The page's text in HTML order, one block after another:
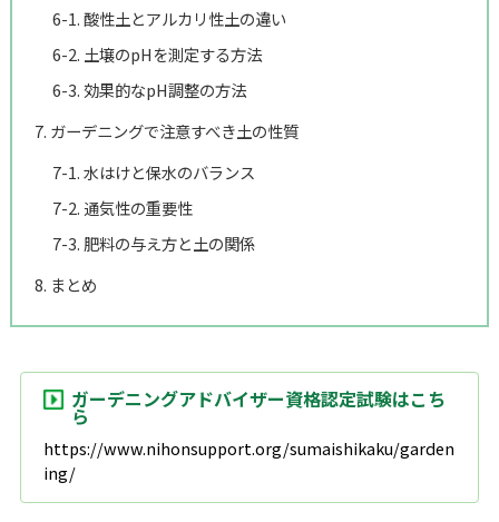
6-1. 酸性土とアルカリ性土の違い
6-2. 土壌のpHを測定する方法
6-3. 効果的なpH調整の方法
7. ガーデニングで注意すべき土の性質
7-1. 水はけと保水のバランス
7-2. 通気性の重要性
7-3. 肥料の与え方と土の関係
8. まとめ
ガーデニングアドバイザー資格認定試験はこち
ら
https://www.nihonsupport.org/sumaishikaku/garden
ing/